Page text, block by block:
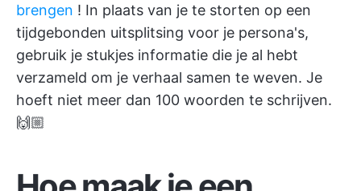
brengen ! In plaats van je te storten op een
tijdgebonden uitsplitsing voor je persona's,
gebruik je stukjes informatie die je al hebt
verzameld om je verhaal samen te weven. Je
hoeft niet meer dan 100 woorden te schrijven.
🙌🏼